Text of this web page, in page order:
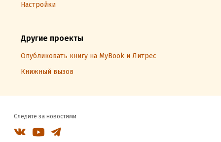
Настройки
Другие проекты
Опубликовать книгу на MyBook и Литрес
Книжный вызов
Следите за новостями